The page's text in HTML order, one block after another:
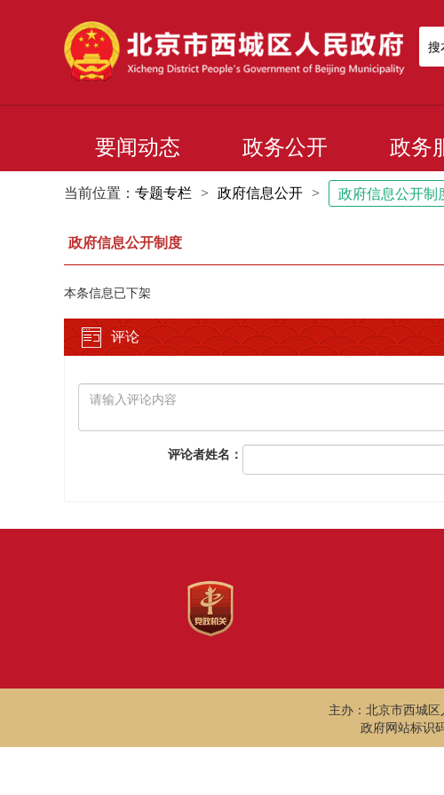
搜
要闻动态 政务公开 政务
当前位置： 专题专栏 > 政府信息公开 > 政府信息公开制
政府信息公开制度
本条信息已下架
评论
评论者姓名：
主办：北京市西城
政府网站标识